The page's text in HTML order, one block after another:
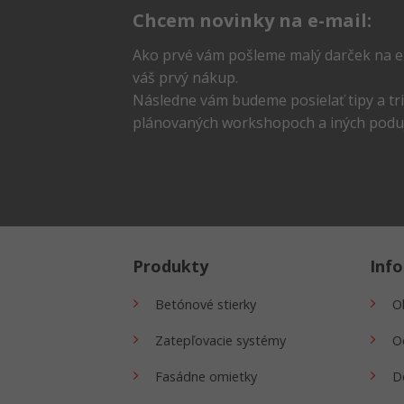
Chcem novinky na e-mail:
Ako prvé vám pošleme malý darček na
váš prvý nákup.
Následne vám budeme posielať tipy a
plánovaných workshopoch a iných
Produkty
Betónové stierky
Zatepľovacie systémy
Fasádne omietky